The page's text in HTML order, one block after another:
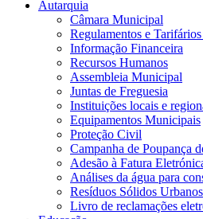
Autarquia
Câmara Municipal
Regulamentos e
Informação Financeira
Recursos Humanos
Assembleia Municipal
Juntas de Freguesia
Instituições locais e
Equipamentos Municipais
Proteção Civil
Campanha de Poupança
Adesão à Fatura
Análises da água para
Resíduos Sólidos Urbanos
Livro de reclamações